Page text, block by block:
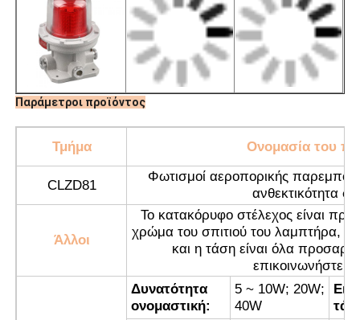
Αρχική Σελίδα
Παράμετροι προϊόντος
Τμήμα Ονομασία του
CLZD81
Φωτισμοί αεροπορικής
ανθεκτικότητα
Άλλοι
Το κατακόρυφο στέλεχος είναι
χρώμα του σπιτιού του λαμπτήρα,
και η τάση είναι όλα
επικοινωνήστε
Δυνατότητα
ονομαστική:
5 ~ 10W; 20W;
40W